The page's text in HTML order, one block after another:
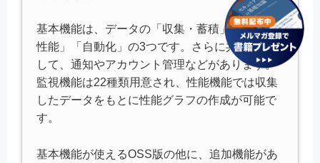
基本機能は、データの「収集・蓄積」「監視・
性能」「自動化」の3つです。さらに共通機能と
して、通知やアカウント管理などがあります。
監視機能は22種類用意され、性能機能では収集
したデータをもとに性能グラフの作成が可能で
す。
基本機能が使えるOSS版の他に、追加機能があ